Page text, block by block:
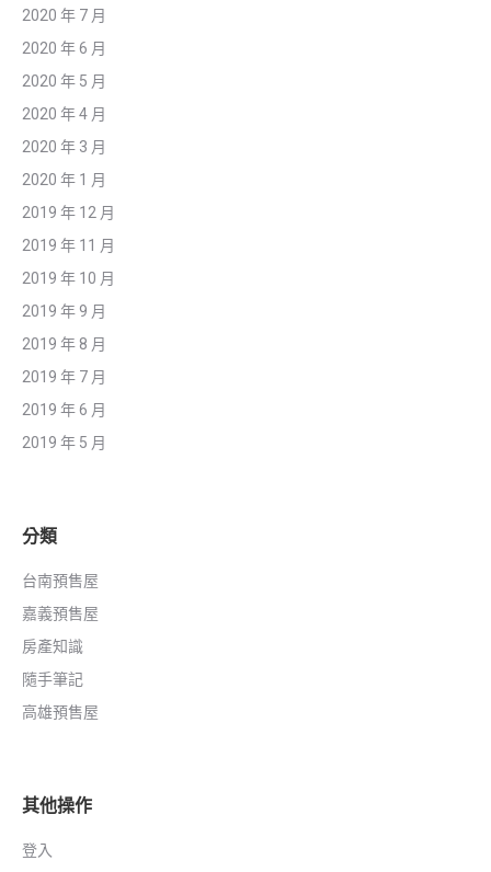
2020 年 7 月
2020 年 6 月
2020 年 5 月
2020 年 4 月
2020 年 3 月
2020 年 1 月
2019 年 12 月
2019 年 11 月
2019 年 10 月
2019 年 9 月
2019 年 8 月
2019 年 7 月
2019 年 6 月
2019 年 5 月
分類
台南預售屋
嘉義預售屋
房產知識
隨手筆記
高雄預售屋
其他操作
登入